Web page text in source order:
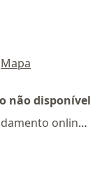
Mapa
não disponível
Esse especialista não oferece agendamento online para esse endereço.